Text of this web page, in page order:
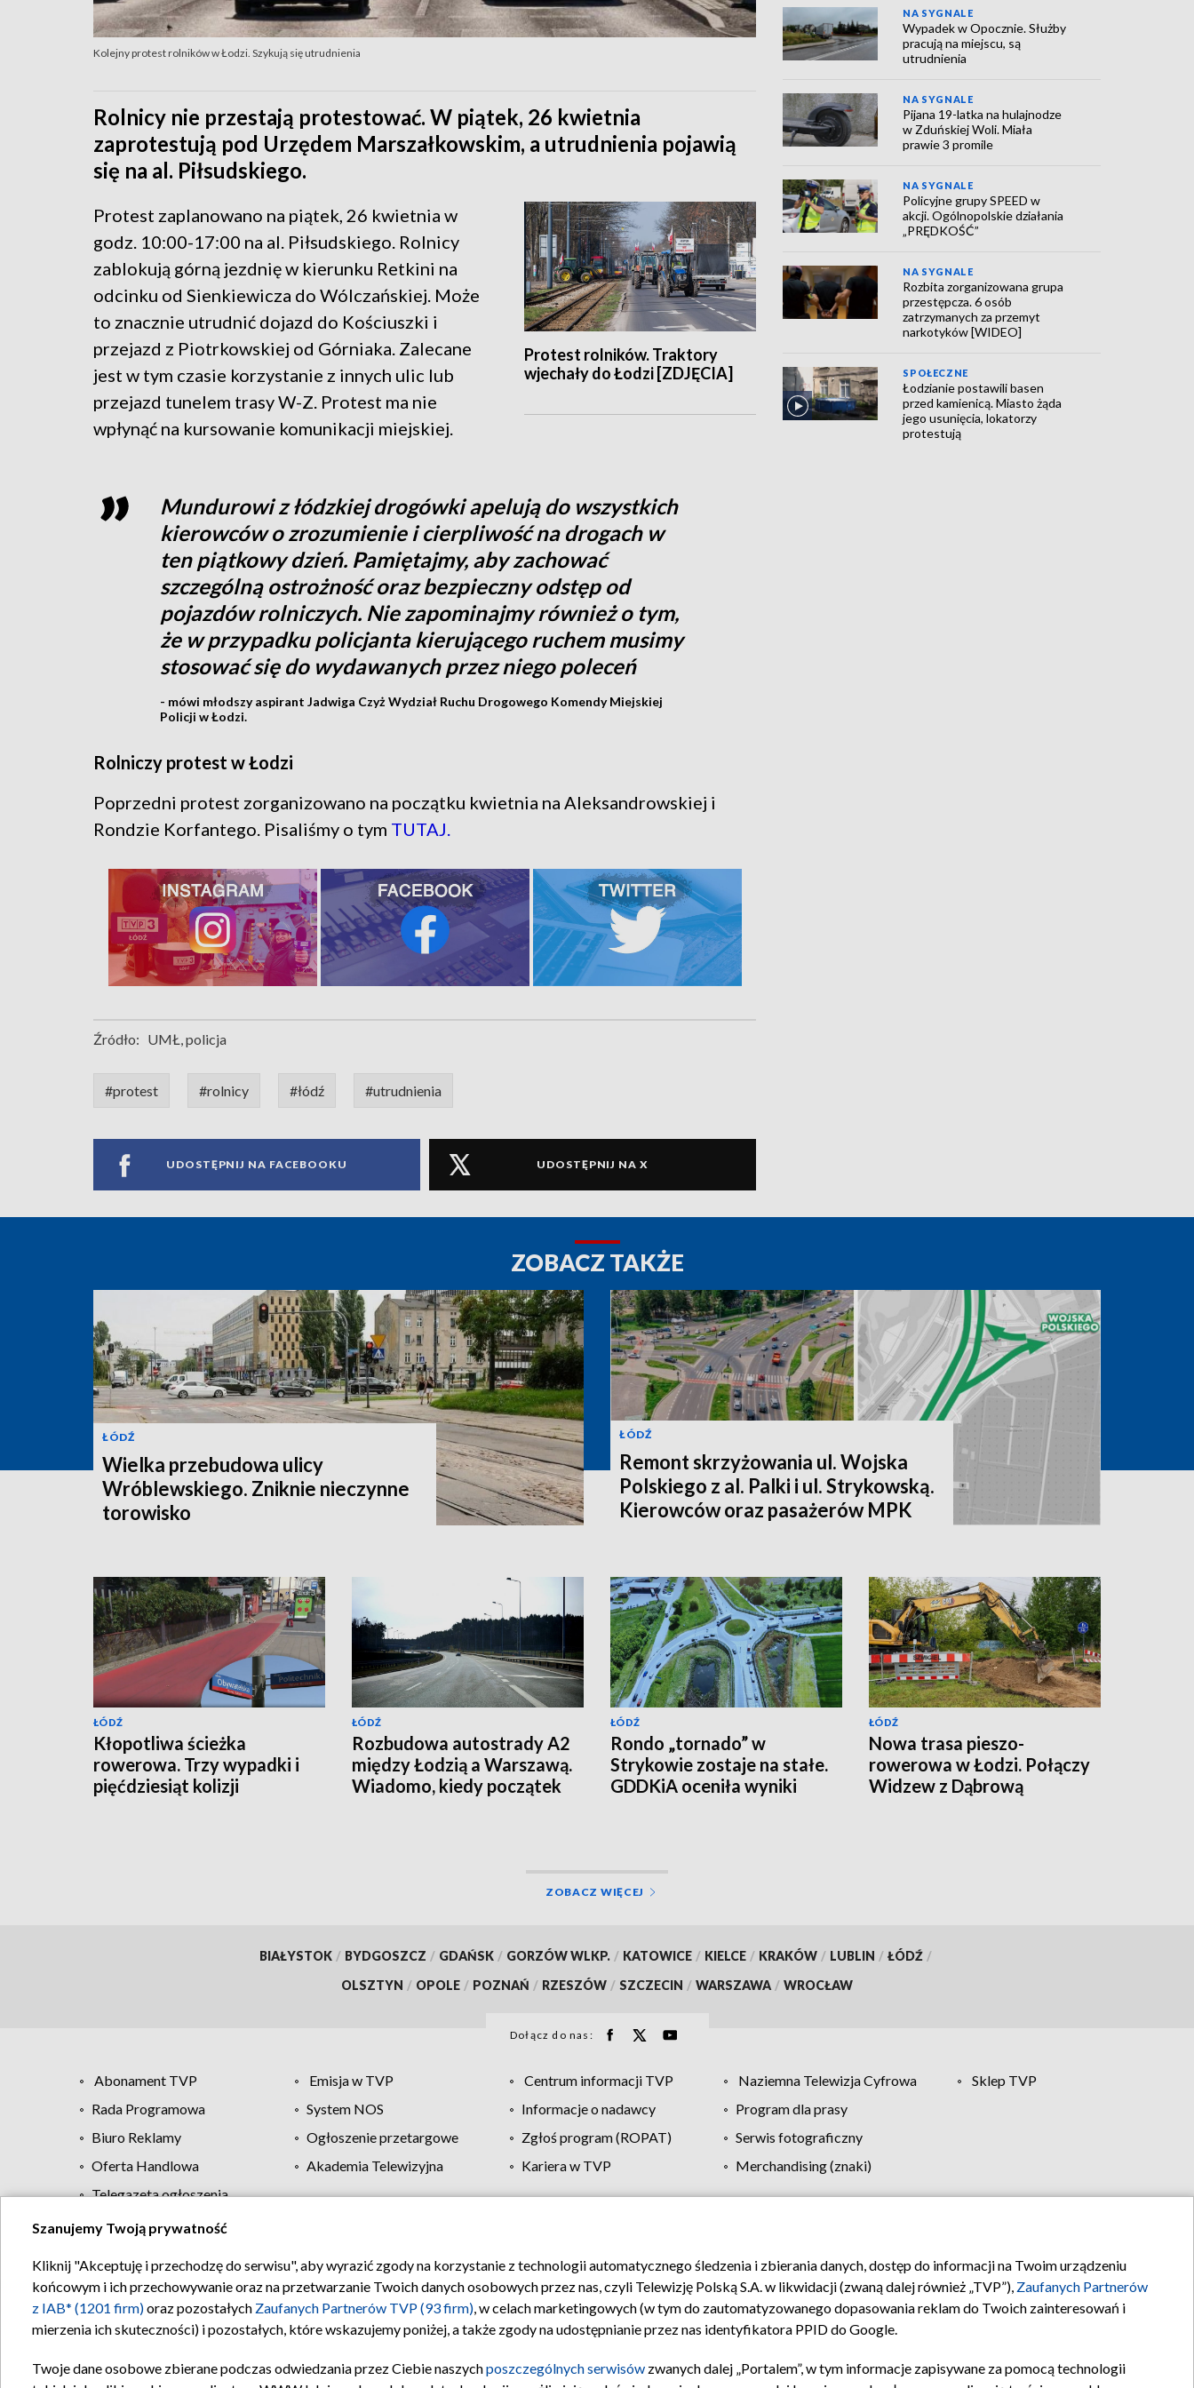
Kolejny protest rolników w Łodzi. Szykują się utrudnienia
Rolnicy nie przestają protestować. W piątek, 26 kwietnia
zaprotestują pod Urzędem Marszałkowskim, a utrudnienia pojawią
się na al. Piłsudskiego.
Protest rolników. Traktory
wjechały do Łodzi [ZDJĘCIA]
Protest zaplanowano na piątek, 26 kwietnia w
godz. 10:00-17:00 na al. Piłsudskiego. Rolnicy
zablokują górną jezdnię w kierunku Retkini na
odcinku od Sienkiewicza do Wólczańskiej. Może
to znacznie utrudnić dojazd do Kościuszki i
przejazd z Piotrkowskiej od Górniaka. Zalecane
jest w tym czasie korzystanie z innych ulic lub
przejazd tunelem trasy W-Z. Protest ma nie
wpłynąć na kursowanie komunikacji miejskiej.
Mundurowi z łódzkiej drogówki apelują do wszystkich
kierowców o zrozumienie i cierpliwość na drogach w
ten piątkowy dzień. Pamiętajmy, aby zachować
szczególną ostrożność oraz bezpieczny odstęp od
pojazdów rolniczych. Nie zapominajmy również o tym,
że w przypadku policjanta kierującego ruchem musimy
stosować się do wydawanych przez niego poleceń
- mówi młodszy aspirant Jadwiga Czyż Wydział Ruchu Drogowego Komendy Miejskiej
Policji w Łodzi.
Rolniczy protest w Łodzi
Poprzedni protest zorganizowano na początku kwietnia na Aleksandrowskiej i
Rondzie Korfantego. Pisaliśmy o tym TUTAJ.
Źródło: UMŁ, policja
#protest #rolnicy #łódź #utrudnienia
UDOSTĘPNIJ NA FACEBOOKU UDOSTĘPNIJ NA X
NA SYGNALE
Wypadek w Opocznie. Służby
pracują na miejscu, są
utrudnienia
NA SYGNALE
Pijana 19-latka na hulajnodze
w Zduńskiej Woli. Miała
prawie 3 promile
NA SYGNALE
Policyjne grupy SPEED w
akcji. Ogólnopolskie działania
„PRĘDKOŚĆ”
NA SYGNALE
Rozbita zorganizowana grupa
przestępcza. 6 osób
zatrzymanych za przemyt
narkotyków [WIDEO]
SPOŁECZNE
Łodzianie postawili basen
przed kamienicą. Miasto żąda
jego usunięcia, lokatorzy
protestują
ZOBACZ TAKŻE
ŁÓDŹ
Wielka przebudowa ulicy
Wróblewskiego. Zniknie nieczynne
torowisko
ŁÓDŹ
Remont skrzyżowania ul. Wojska
Polskiego z al. Palki i ul. Strykowską.
Kierowców oraz pasażerów MPK
ŁÓDŹ
Kłopotliwa ścieżka
rowerowa. Trzy wypadki i
pięćdziesiąt kolizji
ŁÓDŹ
Rozbudowa autostrady A2
między Łodzią a Warszawą.
Wiadomo, kiedy początek
ŁÓDŹ
Rondo „tornado” w
Strykowie zostaje na stałe.
GDDKiA oceniła wyniki
ŁÓDŹ
Nowa trasa pieszo-
rowerowa w Łodzi. Połączy
Widzew z Dąbrową
ZOBACZ WIĘCEJ
BIAŁYSTOK / BYDGOSZCZ / GDAŃSK / GORZÓW WLKP. / KATOWICE / KIELCE / KRAKÓW / LUBLIN / ŁÓDŹ /
OLSZTYN / OPOLE / POZNAŃ / RZESZÓW / SZCZECIN / WARSZAWA / WROCŁAW
Dołącz do nas:
Abonament TVP Emisja w TVP Centrum informacji TVP Naziemna Telewizja Cyfrowa
Sklep TVP
Rada Programowa
System NOS Informacje o nadawcy
Program dla prasy
Biuro Reklamy
Ogłoszenie przetargowe Zgłoś program (ROPAT)
Serwis fotograficzny
Oferta Handlowa
Akademia Telewizyjna Kariera w TVP
Merchandising (znaki)
Telegazeta ogłoszenia
Regulamin TVP Polityka prywatności Moje zgody Pomoc Biuro reklamy Kontakt
Szanujemy Twoją prywatność
Kliknij "Akceptuję i przechodzę do serwisu", aby wyrazić zgody na korzystanie z technologii automatycznego śledzenia i zbierania danych, dostęp do informacji na Twoim urządzeniu
końcowym i ich przechowywanie oraz na przetwarzanie Twoich danych osobowych przez nas, czyli Telewizję Polską S.A. w likwidacji (zwaną dalej również „TVP”), Zaufanych Partnerów
z IAB* (1201 firm)oraz pozostałych Zaufanych Partnerów TVP (93 firm), w celach marketingowych (w tym do zautomatyzowanego dopasowania reklam do Twoich zainteresowań i
mierzenia ich skuteczności) i pozostałych, które wskazujemy poniżej, a także zgody na udostępnianie przez nas identyfikatora PPID do Google.
Twoje dane osobowe zbierane podczas odwiedzania przez Ciebie naszychposzczególnych serwisów zwanych dalej „Portalem”, w tym informacje zapisywane za pomocą technologii